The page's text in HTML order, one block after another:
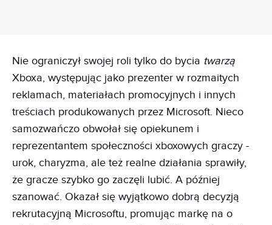
Nie ograniczył swojej roli tylko do bycia twarzą
Xboxa, występując jako prezenter w rozmaitych
reklamach, materiałach promocyjnych i innych
treściach produkowanych przez Microsoft. Nieco
samozwańczo obwołał się opiekunem i
reprezentantem społeczności xboxowych graczy -
urok, charyzma, ale też realne działania sprawiły,
że gracze szybko go zaczęli lubić. A później
szanować. Okazał się wyjątkowo dobrą decyzją
rekrutacyjną Microsoftu, promując markę na o